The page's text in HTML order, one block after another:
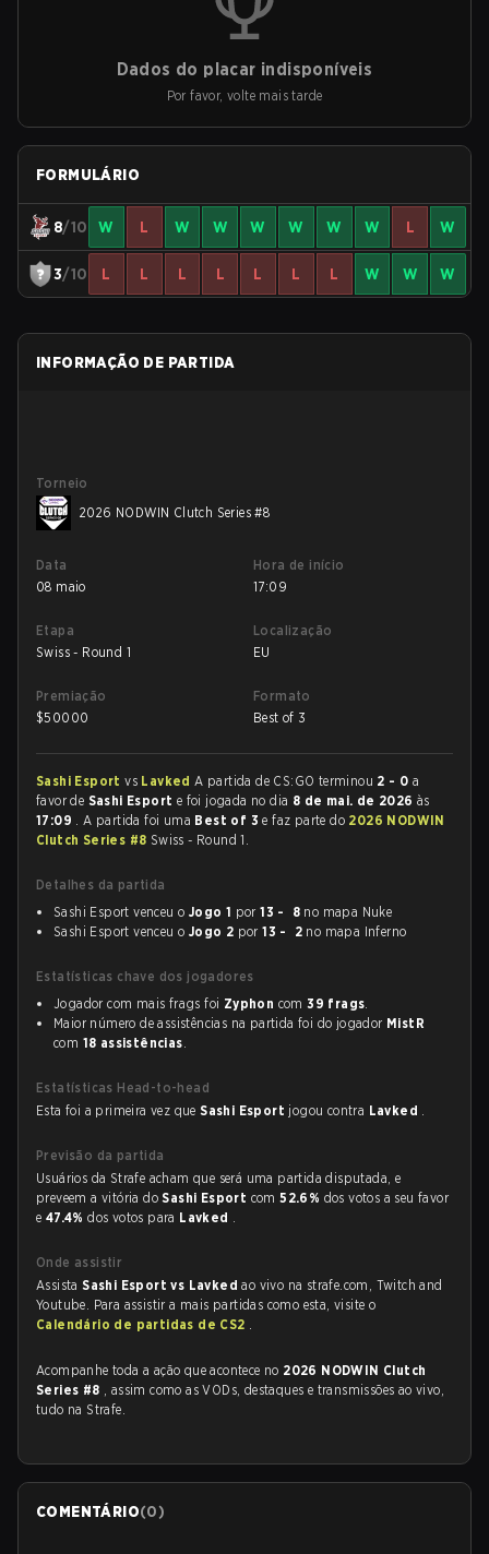
Dados do placar indisponíveis
Por favor, volte mais tarde
FORMULÁRIO
8/10 W L W W W W W W L W
3/10 L L L L L L L W W W
INFORMAÇÃO DE PARTIDA
Torneio
2026 NODWIN Clutch Series #8
Data
08 maio
Hora de início
17:09
Etapa
Swiss - Round 1
Localização
EU
Premiação
$50000
Formato
Best of 3
Sashi Esportvs LavkedA partida de CS:GO terminou 2 - 0 a
favor de Sashi Esport e foi jogada no dia 8 de mai. de 2026às
17:09 . A partida foi uma Best of 3e faz parte do 2026 NODWIN
Clutch Series #8 Swiss - Round 1.
Detalhes da partida
Sashi Esport venceu o Jogo 1 por13 - 8 no mapa Nuke
Sashi Esport venceu o Jogo 2 por13 - 2 no mapa Inferno
Estatísticas chave dos jogadores
Jogador com mais frags foi Zyphon com39 frags.
Maior número de assistências na partida foi do jogador MistR
com 18 assistências.
Estatísticas Head-to-head
Esta foi a primeira vez queSashi Esport jogou contra Lavked .
Previsão da partida
Usuários da Strafe acham que será uma partida disputada, e
preveem a vitória doSashi Esport com52.6% dos votos a seu favor
e 47.4%dos votos para Lavked .
Onde assistir
AssistaSashi Esport vs Lavkedao vivo na strafe.com, Twitch and
Youtube. Para assistir a mais partidas como esta, visite o
Calendário de partidas de CS2 .
Acompanhe toda a ação que acontece no 2026 NODWIN Clutch
Series #8 , assim como as VODs, destaques e transmissões ao vivo,
tudo na Strafe.
COMENTÁRIO(0)